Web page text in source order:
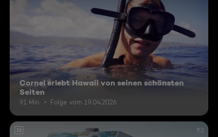
Cornel erlebt Hawaii von seinen schönsten
Seiten
91 Min. Folge vom 19.04.2026
12